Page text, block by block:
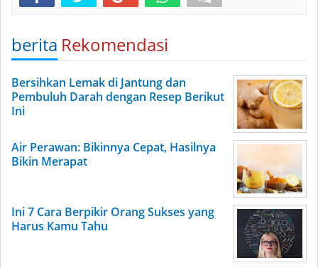
berita Rekomendasi
Bersihkan Lemak di Jantung dan
Pembuluh Darah dengan Resep Berikut
Ini
Air Perawan: Bikinnya Cepat, Hasilnya
Bikin Merapat
Ini 7 Cara Berpikir Orang Sukses yang
Harus Kamu Tahu